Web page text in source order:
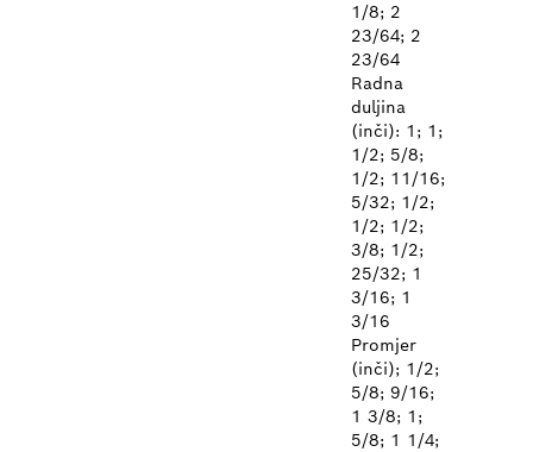
1/8; 2
23/64; 2
23/64
Radna
duljina
(inči): 1; 1;
1/2; 5/8;
1/2; 11/16;
5/32; 1/2;
1/2; 1/2;
3/8; 1/2;
25/32; 1
3/16; 1
3/16
Promjer
(inči); 1/2;
5/8; 9/16;
1 3/8; 1;
5/8; 1 1/4;